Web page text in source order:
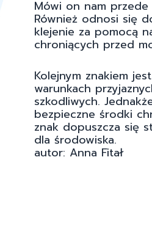
Mówi on nam
Również odnosi się
klejenie za pomocą
chroniących przed
Kolejnym znakiem
warunkach
szkodliwych.
bezpieczne środki
znak dopuszcza się
dla środowiska.
autor: Anna Fitał